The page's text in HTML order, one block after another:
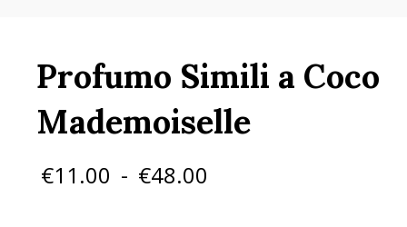
Profumo Simili a Coco
Mademoiselle
€11.00 - €48.00